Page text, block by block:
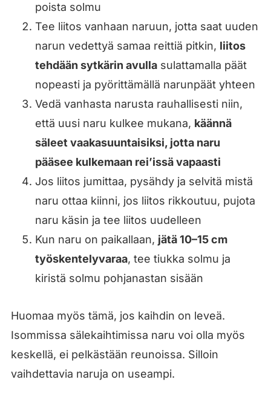
poista solmu
Tee liitos vanhaan naruun, jotta saat uuden
narun vedettyä samaa reittiä pitkin, liitos
tehdään sytkärin avullasulattamalla päät
nopeasti ja pyörittämällä narunpäät yhteen
Vedä vanhasta narusta rauhallisesti niin,
että uusi naru kulkee mukana, käännä
säleet vaakasuuntaisiksi, jotta naru
pääsee kulkemaan rei’issä vapaasti
Jos liitos jumittaa, pysähdy ja selvitä mistä
naru ottaa kiinni, jos liitos rikkoutuu, pujota
naru käsin ja tee liitos uudelleen
Kun naru on paikallaan, jätä 10–15 cm
työskentelyvaraa, tee tiukka solmu ja
kiristä solmu pohjanastan sisään
Huomaa myös tämä, jos kaihdin on leveä.
Isommissa sälekaihtimissa naru voi olla myös
keskellä, ei pelkästään reunoissa. Silloin
vaihdettavia naruja on useampi.